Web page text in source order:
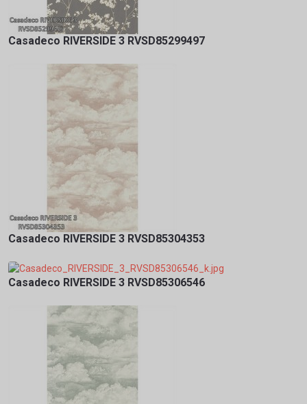
Casadeco RIVERSIDE 3 RVSD85299497
Casadeco RIVERSIDE 3 RVSD85304353
Casadeco RIVERSIDE 3 RVSD85306546